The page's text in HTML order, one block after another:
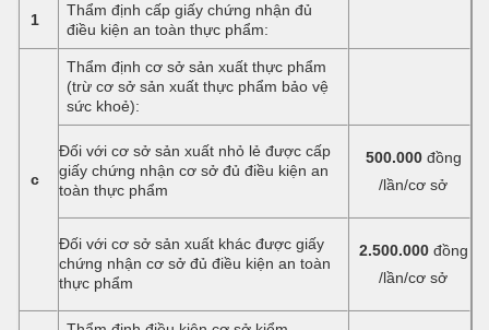
1
Thẩm định cấp giấy chứng nhận đủ
điều kiện an toàn thực phẩm:
c
Thẩm định cơ sở sản xuất thực phẩm
(trừ cơ sở sản xuất thực phẩm bảo vệ
sức khoẻ):
Đối với cơ sở sản xuất nhỏ lẻ được cấp
giấy chứng nhận cơ sở đủ điều kiện an
toàn thực phẩm
500.000đồng
/lần/cơ sở
Đối với cơ sở sản xuất khác được giấy
chứng nhận cơ sở đủ điều kiện an toàn
thực phẩm
2.500.000đồng
/lần/cơ sở